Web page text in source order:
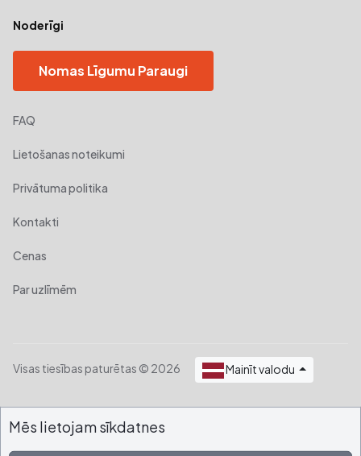
Noderīgi
Nomas Līgumu Paraugi
FAQ
Lietošanas noteikumi
Privātuma politika
Kontakti
Cenas
Par uzlīmēm
Visas tiesības paturētas © 2026 Mainīt valodu
Mēs lietojam sīkdatnes